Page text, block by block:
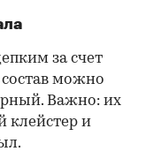
за счет
состав можно
Важно: их
клейстер и